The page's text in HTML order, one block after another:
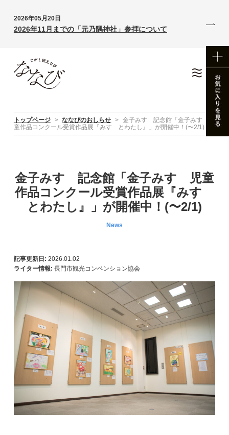
2026年05月20日
2026年11月までの「元乃隅神社」参拝について
トップページ > ななびのおしらせ > 金子みすゞ記念館「金子みすゞ児
童作品コンクール受賞作品展『みすゞとわたし』」が開催中！(〜2/1)
金子みすゞ記念館「金子みすゞ児童
作品コンクール受賞作品展『みすゞ
とわたし』」が開催中！(〜2/1)
News
記事更新日: 2026.01.02
ライター情報: 長門市観光コンベンション協会